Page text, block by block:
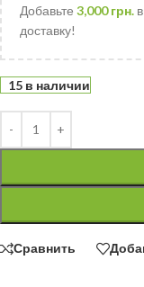
Добавьте 3,000грн.
доставку!
15 в наличии
Сравнить